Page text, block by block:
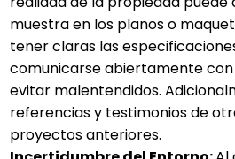
muestra en los planos o
tener claras las
comunicarse abiertamente
evitar malentendidos.
referencias y testimonios de
proyectos anteriores.